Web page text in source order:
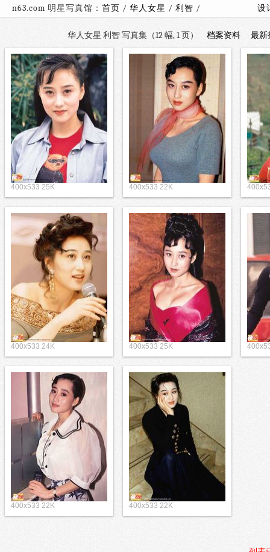
n63.com 明星写真馆： 首页 / 华人女星 / 利智 / 设
华人女星 利智 写真集（12 幅, 1 页） 档案资料 最新
400x533 25K 400x533 22K
400x533 24K 400x533 25K
400x533 22K 400x533 22K